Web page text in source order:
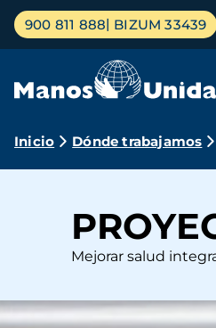
Pasar
contenido
Menú
principal
900 811 888 BIZUM 33439
Ruta
navegación
Inicio Dónde trabajamos
Mejorar salud